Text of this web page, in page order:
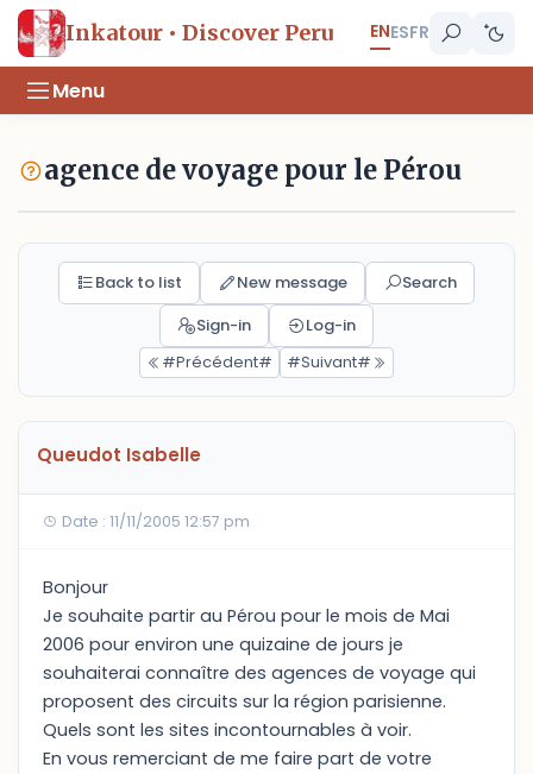
Inkatour • Discover Peru ENESFR
Menu
agence de voyage pour le Pérou
Back to list New message
Search
Sign-in
Log-in
#Précédent#
#Suivant#
Queudot Isabelle
Date : 11/11/2005 12:57 pm
Bonjour
Je souhaite partir au Pérou pour le mois de Mai
2006 pour environ une quizaine de jours je
souhaiterai connaître des agences de voyage qui
proposent des circuits sur la région parisienne.
Quels sont les sites incontournables à voir.
En vous remerciant de me faire part de votre